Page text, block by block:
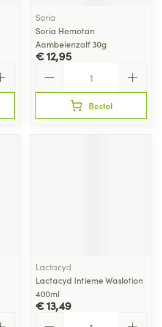
Soria
Soria Hemotan
Aambeienzalf 30g
€ 12,95
Bestel
Lactacyd
Lactacyd Intieme Waslotion
400ml
€ 13,49